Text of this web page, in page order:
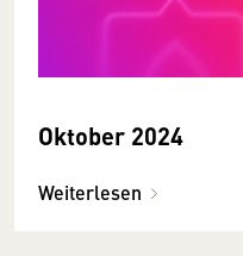
Oktober 2024
Weiterlesen